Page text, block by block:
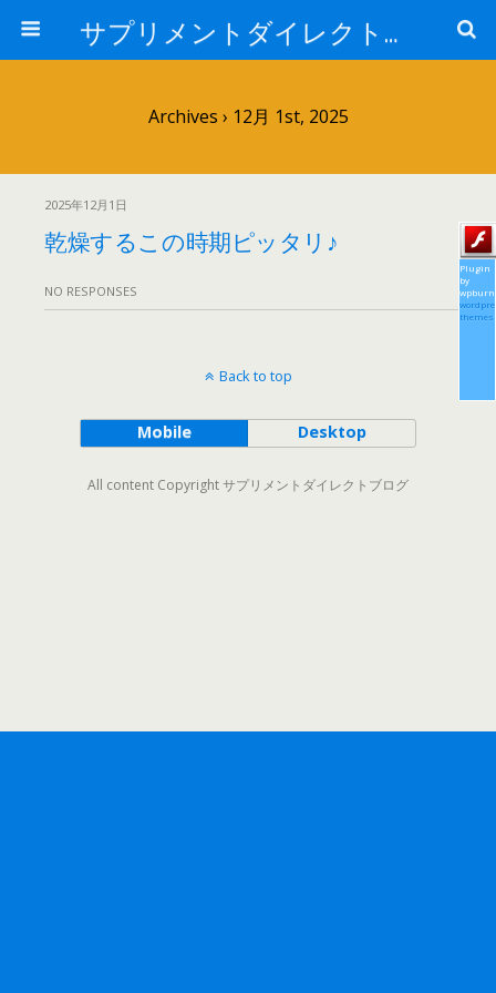
サプリメントダイレクトブログ
Archives › 12月 1st, 2025
2025年12月1日
乾燥するこの時期ピッタリ♪
NO RESPONSES
Plugin
by
themes
Back to top
Mobile Desktop
All content Copyright サプリメントダイレクトブログ